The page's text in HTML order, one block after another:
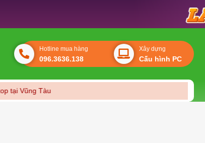
Hotline mua hàng
096.3636.138
Xây dựng
Cấu hình PC
tại Vũng Tàu